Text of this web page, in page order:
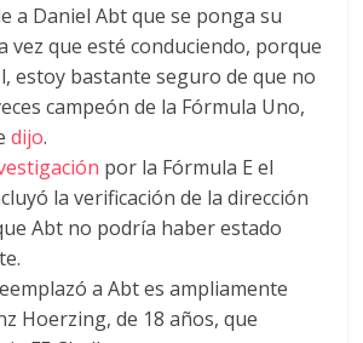
a Daniel Abt que se ponga su
vez que esté conduciendo, porque
estoy bastante seguro de que no
campeón de la Fórmula Uno,
dijo.
por la Fórmula E el
la verificación de la dirección
Abt no podría haber estado
a Abt es ampliamente
Hoerzing, de 18 años, que